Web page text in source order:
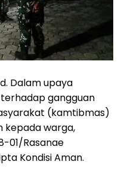
Dalam upaya
gangguan
(kamtibmas)
kepada warga,
01/Rasanae
Kondisi Aman.